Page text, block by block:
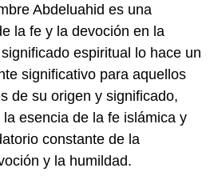
Abdeluahid es una
la fe y la devoción en la
espiritual lo hace un
significativo para aquellos
de su origen y significado,
esencia de la fe islámica y
constante de la
y la humildad.